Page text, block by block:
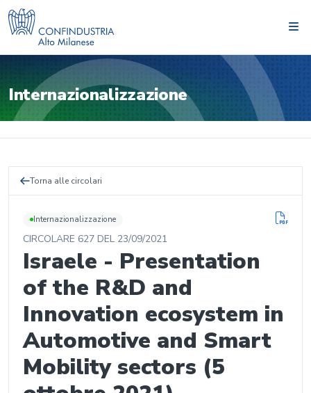
Internazionalizzazione
Torna alle circolari
Internazionalizzazione
CIRCOLARE 627 DEL 23/09/2021
Israele - Presentation
of the R&D and
Innovation ecosystem in
Automotive and Smart
Mobility sectors (5